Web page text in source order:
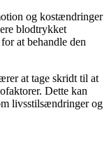
og kostændringer
blodtrykket
at behandle den
at tage skridt til at
Dette kan
livsstilsændringer og